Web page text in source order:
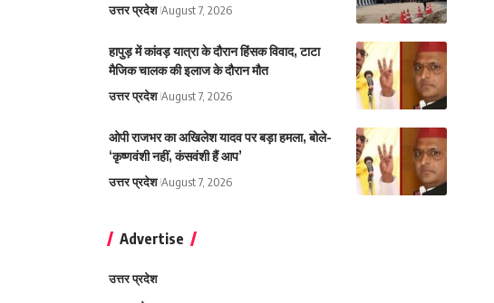
उत्तर प्रदेश August 7, 2026
हापुड़ में कांवड़ यात्रा के दौरान हिंसक विवाद, टाटा
मैजिक चालक की इलाज के दौरान मौत
उत्तर प्रदेश August 7, 2026
ओपी राजभर का अखिलेश यादव पर बड़ा हमला, बोले-
‘कृष्णवंशी नहीं, कंसवंशी हैं आप’
उत्तर प्रदेश August 7, 2026
Advertise
उत्तर प्रदेश